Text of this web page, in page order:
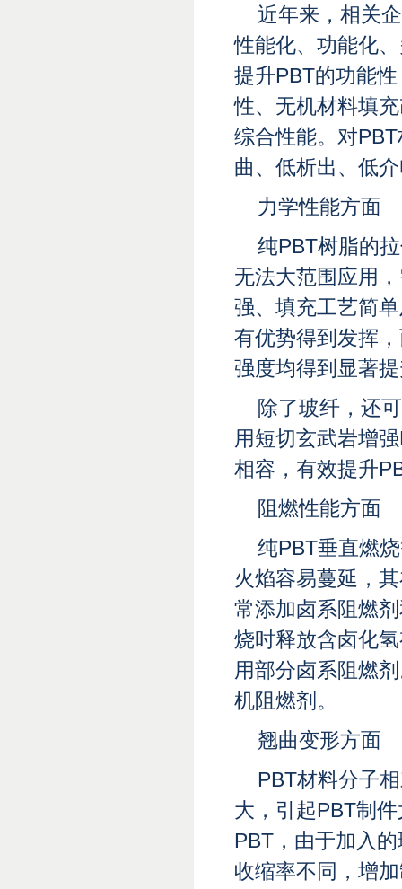
近年来，相关
性能化、功能化
提升PBT的功能
性、无机材料填
综合性能。对
曲、低析出、低
力学性能方面
纯PBT树脂的
无法大范围应用
强、填充工艺简
有优势得到发挥
强度均得到显著
除了玻纤，还
用短切玄武岩增
相容，有效提升
阻燃性能方面
纯PBT垂直燃
火焰容易蔓延，
常添加卤系阻燃
烧时释放含卤化
用部分卤系阻燃
机阻燃剂。
翘曲变形方面
PBT材料分子
大，引起PBT制
PBT，由于加入
收缩率不同，增